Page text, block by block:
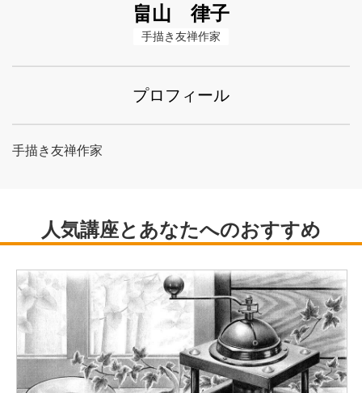
畠山 律子
手描き友禅作家
プロフィール
手描き友禅作家